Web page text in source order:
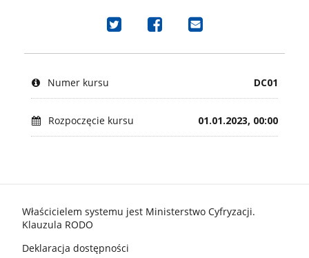
Udostępnij
na
Tweeterze,
się
na
ten
Udostępnij
na
Facebook'u
się,
zapisałeś
kurs
Wyślij
e-
mail
pochwal
się,
że
zapisałeś
kurs.
Numer kursu DC01
Rozpoczęcie kursu 01.01.2023, 00:00
stopka gov.pl
Właścicielem systemu jest Ministerstwo Cyfryzacji.
Klauzula RODO
Deklaracja dostępności